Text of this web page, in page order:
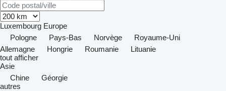
Luxembourg Europe
Pologne
Pays-Bas Norvège
Royaume-Uni
Allemagne
Hongrie Roumanie
Lituanie
tout afficher
Asie
Chine
Géorgie
autres